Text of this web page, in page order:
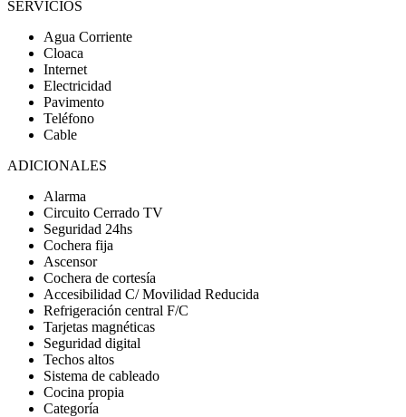
SERVICIOS
Agua Corriente
Cloaca
Internet
Electricidad
Pavimento
Teléfono
Cable
ADICIONALES
Alarma
Circuito Cerrado TV
Seguridad 24hs
Cochera fija
Ascensor
Cochera de cortesía
Accesibilidad C/ Movilidad Reducida
Refrigeración central F/C
Tarjetas magnéticas
Seguridad digital
Techos altos
Sistema de cableado
Cocina propia
Categoría